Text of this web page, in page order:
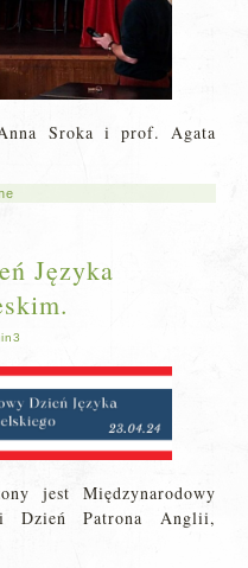
Sroka i prof. Agata
Języka
jest Międzynarodowy
Dzień Patrona Anglii,